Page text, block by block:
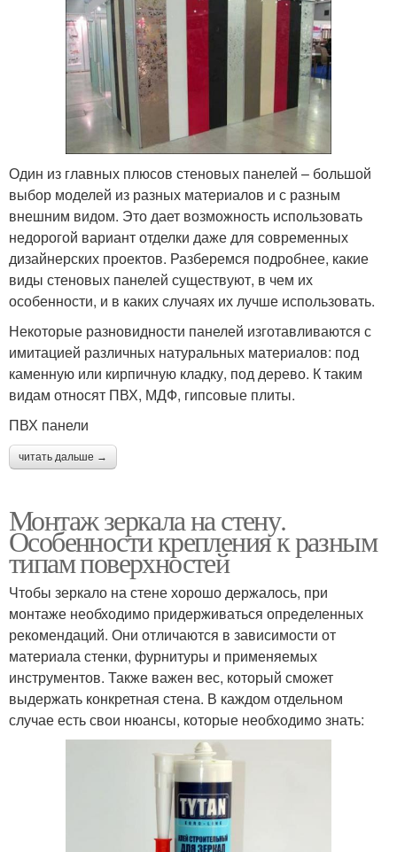
Реечные панели Отделочные панели
Акриловые панели Облицовочные панели
Панели для фасада
Панели из
полипропилена
Панели для цоколя
Один из главных плюсов стеновых панелей – большой
выбор моделей из разных материалов и с разным
внешним видом. Это дает возможность использовать
недорогой вариант отделки даже для современных
дизайнерских проектов. Разберемся подробнее, какие
виды стеновых панелей существуют, в чем их
особенности, и в каких случаях их лучше использовать.
Некоторые разновидности панелей изготавливаются с
имитацией различных натуральных материалов: под
каменную или кирпичную кладку, под дерево. К таким
видам относят ПВХ, МДФ, гипсовые плиты.
ПВХ панели
читать дальше →
Монтаж зеркала на стену.
Особенности крепления к разным
типам поверхностей
Чтобы зеркало на стене хорошо держалось, при
монтаже необходимо придерживаться определенных
рекомендаций. Они отличаются в зависимости от
материала стенки, фурнитуры и применяемых
инструментов. Также важен вес, который сможет
выдержать конкретная стена. В каждом отдельном
случае есть свои нюансы, которые необходимо знать: